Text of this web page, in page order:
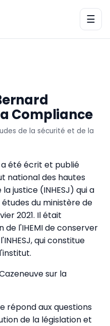
☰
Compliance
de la sécurité et de la
été écrit et publié
national des hautes
justice (INHESJ) qui a
du ministère de
2021. Il était
l'IHEMI de conserver
qui constitue
répond aux questions
de la législation et